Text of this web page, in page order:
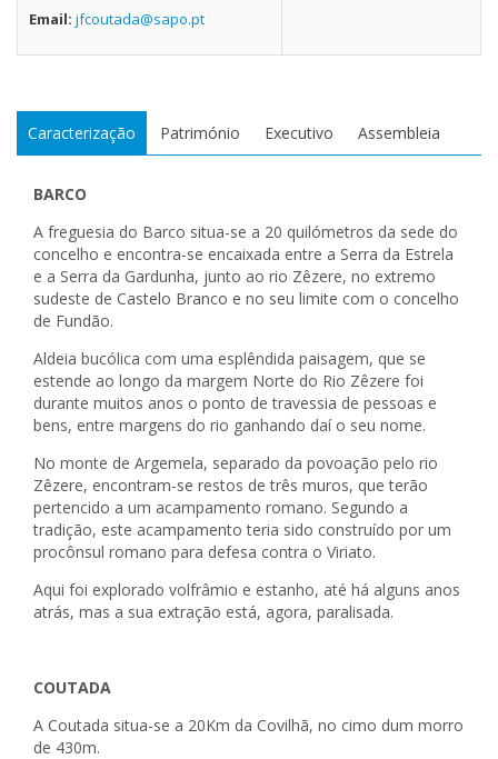
Email: jfcoutada@sapo.pt
Caracterização Património Executivo Assembleia
BARCO
A freguesia do Barco situa-se a 20 quilómetros da sede do
concelho e encontra-se encaixada entre a Serra da Estrela
e a Serra da Gardunha, junto ao rio Zêzere, no extremo
sudeste de Castelo Branco e no seu limite com o concelho
de Fundão.
Aldeia bucólica com uma esplêndida paisagem, que se
estende ao longo da margem Norte do Rio Zêzere foi
durante muitos anos o ponto de travessia de pessoas e
bens, entre margens do rio ganhando daí o seu nome.
No monte de Argemela, separado da povoação pelo rio
Zêzere, encontram-se restos de três muros, que terão
pertencido a um acampamento romano. Segundo a
tradição, este acampamento teria sido construído por um
procônsul romano para defesa contra o Viriato.
Aqui foi explorado volfrâmio e estanho, até há alguns anos
atrás, mas a sua extração está, agora, paralisada.
COUTADA
A Coutada situa-se a 20Km da Covilhã, no cimo dum morro
de 430m.